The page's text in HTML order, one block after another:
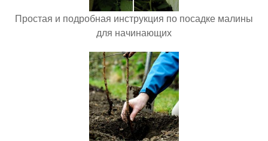
Простая и подробная инструкция по посадке малины
для начинающих